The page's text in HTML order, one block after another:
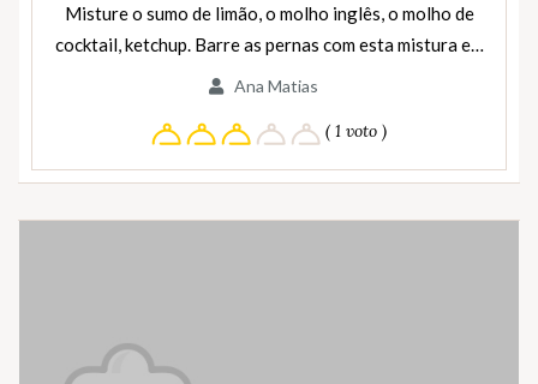
Misture o sumo de limão, o molho inglês, o molho de
cocktail, ketchup. Barre as pernas com esta mistura e…
Ana Matias
( 1 voto )